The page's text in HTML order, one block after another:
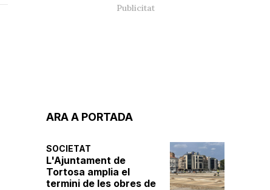
ARA A PORTADA
SOCIETAT
L'Ajuntament de
Tortosa amplia el
termini de les obres de